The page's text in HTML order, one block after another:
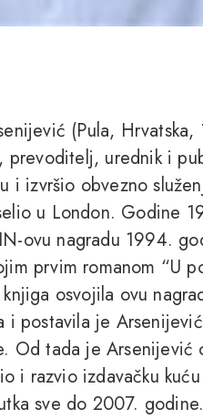
(Pula,
prevoditelj, urednik i
i izvršio obvezno
u London. Godine
ovu nagradu 1994.
prvim romanom “U
osvojila ovu
i postavila je
Od tada je
i razvio izdavačku
sve do 2007.